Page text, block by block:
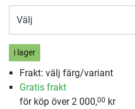
Välj
i lager
Frakt: välj färg/variant
Gratis frakt
för köp över 2 000,00 kr